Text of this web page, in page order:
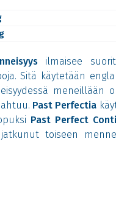
ilmaisee
Sitä käytetään
meneillään
Past Perfectia
Past Perfect
toiseen